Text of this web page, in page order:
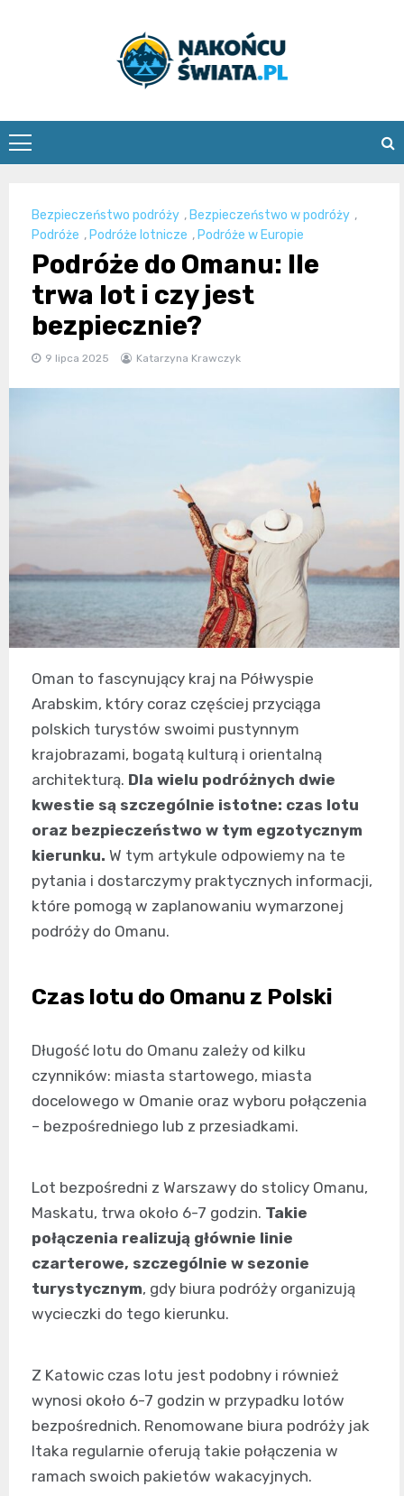
Bezpieczeństwo podróży , Bezpieczeństwo w podróży ,
Podróże , Podróże lotnicze , Podróże w Europie
Podróże do Omanu: Ile
trwa lot i czy jest
bezpiecznie?
9 lipca 2025 Katarzyna Krawczyk
Oman to fascynujący kraj na Półwyspie
Arabskim, który coraz częściej przyciąga
polskich turystów swoimi pustynnym
krajobrazami, bogatą kulturą i orientalną
architekturą. Dla wielu podróżnych dwie
kwestie są szczególnie istotne: czas lotu
oraz bezpieczeństwo w tym egzotycznym
kierunku. W tym artykule odpowiemy na te
pytania i dostarczymy praktycznych informacji,
które pomogą w zaplanowaniu wymarzonej
podróży do Omanu.
Czas lotu do Omanu z Polski
Długość lotu do Omanu zależy od kilku
czynników: miasta startowego, miasta
docelowego w Omanie oraz wyboru połączenia
– bezpośredniego lub z przesiadkami.
Lot bezpośredni z Warszawy do stolicy Omanu,
Maskatu, trwa około 6-7 godzin. Takie
połączenia realizują głównie linie
czarterowe, szczególnie w sezonie
turystycznym, gdy biura podróży organizują
wycieczki do tego kierunku.
Z Katowic czas lotu jest podobny i również
wynosi około 6-7 godzin w przypadku lotów
bezpośrednich. Renomowane biura podróży jak
Itaka regularnie oferują takie połączenia w
ramach swoich pakietów wakacyjnych.